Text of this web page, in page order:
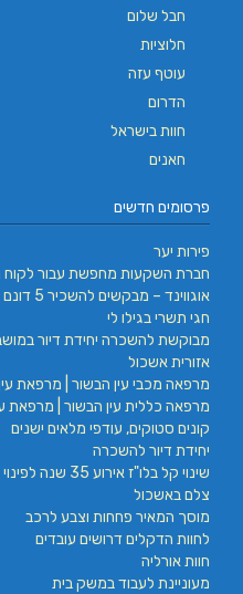
חבל שלום
חלוציות
עוטף עזה
הדרום
חוות בישראל
חאנים
פרסומים חדשים
פירות יער
חברת השקעות מחפשת עבור לקוח
אוגווינד – מבקשים להשכיר 5 דונם
חגי תשרי בגילו לי
מבוקשת להשכרה יחידת דיור
אזורית אשכול
מרפאה מכבי עין הבשור | מרפאת
מרפאה כללית עין הבשור | מרפאת
קונים סטוקים, עודפי מלאים ישנים
יחידת דיור להשכרה
שינוי קל בלו"ז אירוע 35 שנה לפינוי חבל ימית וסיני
צלם באשכול
מוסך המאיר פחחות וצבע לרכב
לחוות הדקלים דרושים עובדים
חוות אורליה
מעוניינת לעבוד במשק בית